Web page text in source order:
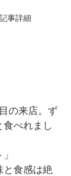
事詳細
の来店。ず
食べれまし
と食感は絶